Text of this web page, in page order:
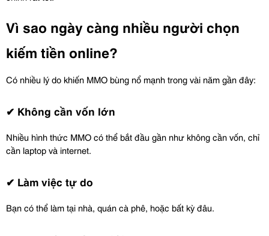
Vì sao ngày càng nhiều người chọn
kiếm tiền online?
Có nhiều lý do khiến MMO bùng nổ mạnh trong vài năm gần đây:
✔ Không cần vốn lớn
Nhiều hình thức MMO có thể bắt đầu gần như không cần vốn, chỉ
cần laptop và internet.
✔ Làm việc tự do
Bạn có thể làm tại nhà, quán cà phê, hoặc bất kỳ đâu.